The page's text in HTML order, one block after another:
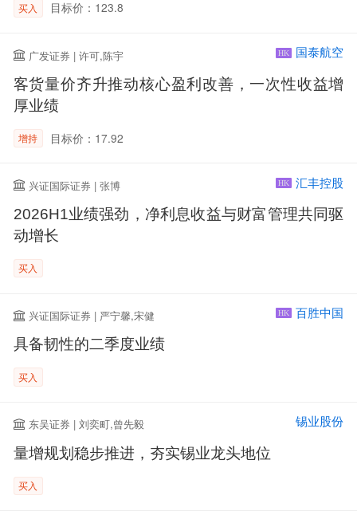
买入 目标价：123.8
广发证券 | 许可,陈宇 HK 国泰航空
客货量价齐升推动核心盈利改善，一次性收益增
厚业绩
增持 目标价：17.92
兴证国际证券 | 张博 HK 汇丰控股
2026H1业绩强劲，净利息收益与财富管理共同驱
动增长
买入
兴证国际证券 | 严宁馨,宋健 HK 百胜中国
具备韧性的二季度业绩
买入
东吴证券 | 刘奕町,曾先毅 锡业股份
量增规划稳步推进，夯实锡业龙头地位
买入